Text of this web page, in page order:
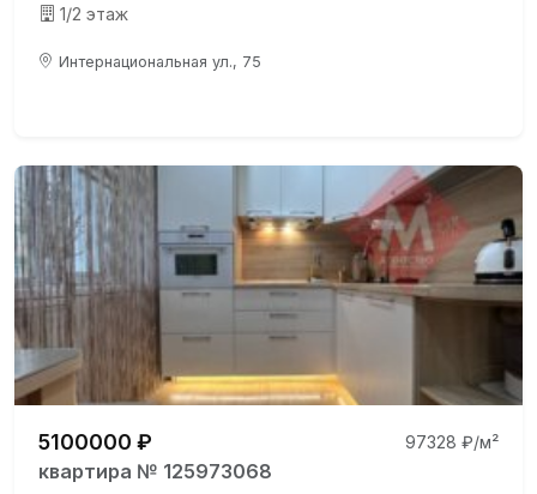
1/2 этаж
Интернациональная ул., 75
5100000 ₽ 97328 ₽/м²
квартира № 125973068